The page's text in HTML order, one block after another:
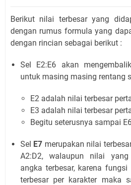
Berikut nilai terbesar yang
dengan rumus formula yang
dengan rincian sebagai berikut :
Sel E2:E6 akan
untuk masing masing rentang
E2 adalah nilai terbesar
E3 adalah nilai terbesar
Begitu seterusnya sampai
Sel E7 merupakan nilai
A2:D2, walaupun nilai
angka terbesar, karena
terbesar per karakter maka